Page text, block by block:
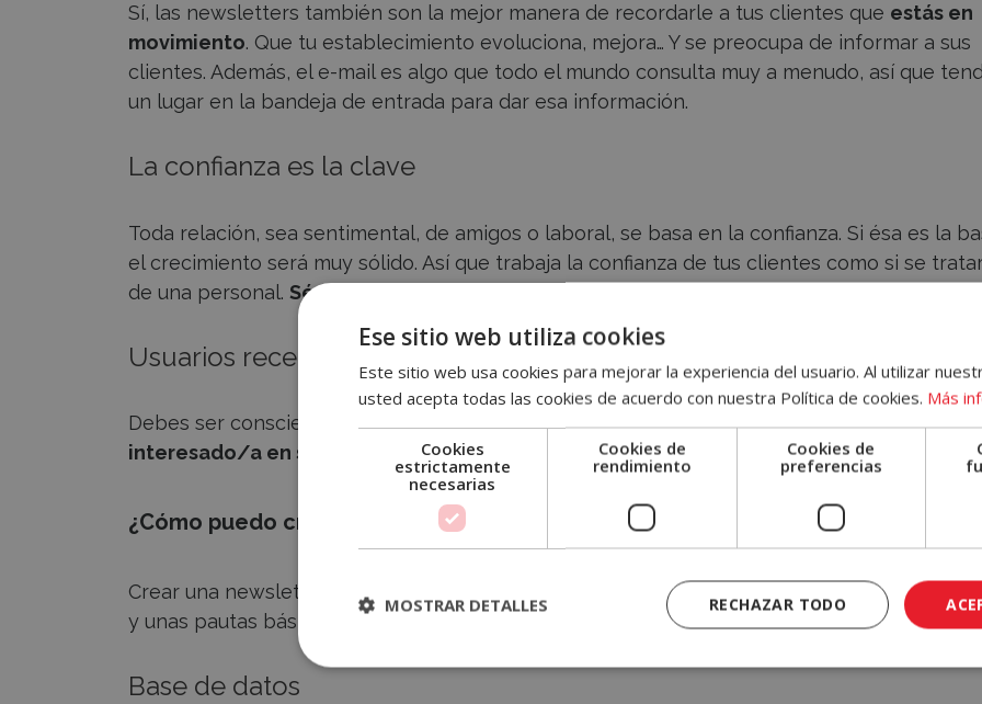
Sí, las newsletters también son la mejor manera de recordarle a tus clientes que estás en
movimiento. Que tu establecimiento evoluciona, mejora… Y se preocupa de informar a sus
clientes. Además, el e-mail es algo que todo el mundo consulta muy a menudo, así que
un lugar en la bandeja de entrada para dar esa información.
La confianza es la clave
Toda relación, sea sentimental, de amigos o laboral, se basa en la confianza. Si ésa es la
el crecimiento será muy sólido. Así que trabaja la confianza de tus clientes como si se
de una personal. Sé transparente
Usuarios receptivos
Debes ser consciente de que, si alguien se ha suscrito a tu newsletter, es que está
interesado/a en saber más sobre tu negocio
. ¡Aprovecha ese interés!
¿Cómo puedo crear una newsletter para mi restaurante?
Crear una newsletter para tu restaurante no es complicado, pero sí precisa tiempo,
y unas pautas básicas a seguir. Estos son los ingredientes:
Base de datos
Ese sitio web utiliza cookies
Este sitio web usa cookies para mejorar la experiencia del usuario. Al utilizar
usted acepta todas las cookies de acuerdo con nuestra Política de cookies. Más
Cookies
estrictamente
necesarias
Cookies de
rendimiento
Cookies de
preferencias
RECHAZAR TODO
MOSTRAR DETALLES